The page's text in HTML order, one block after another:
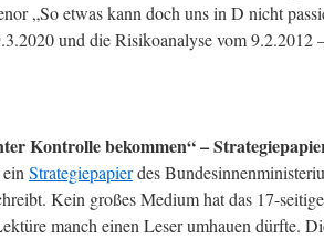
„So etwas kann doch uns in D nicht
und die Risikoanalyse vom 9.2.2012
Kontrolle bekommen“ –
Strategiepapierdes
Kein großes Medium hat das 17-
manch einen Leser umhauen dürfte.